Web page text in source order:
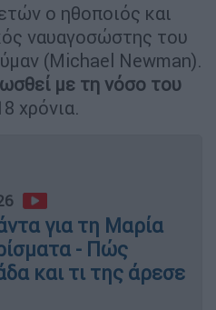
ο ηθοποιός και
ναυαγοσώστης του
(Michael Newman).
με τη νόσο του
χρόνια.
για τη Μαρία
- Πώς
και τι της άρεσε